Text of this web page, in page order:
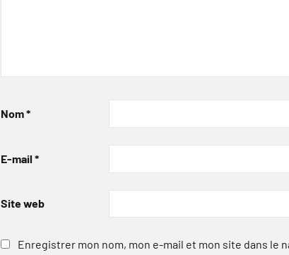
Nom*
E-mail *
Site web
Enregistrer mon nom, mon e-mail et mon site dans le